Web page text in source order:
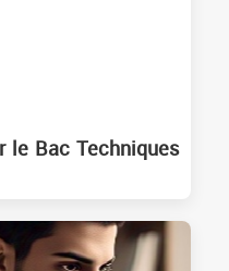
le Bac Techniques